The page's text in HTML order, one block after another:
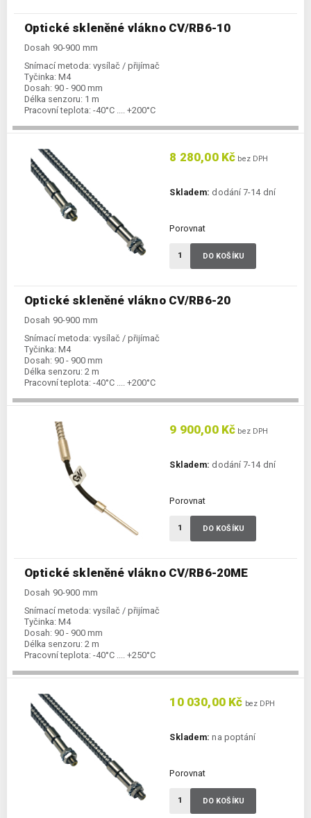
Optické skleněné vlákno CV/RB6-10
Dosah 90-900 mm
Snímací metoda: vysílač / přijímač
Tyčinka: M4
Dosah: 90 - 900 mm
Délka senzoru: 1 m
Pracovní teplota: -40°C .... +200°C
Optické skleněné vlákno CV/RB6-20
Dosah 90-900 mm
Snímací metoda: vysílač / přijímač
Tyčinka: M4
Dosah: 90 - 900 mm
Délka senzoru: 2 m
Pracovní teplota: -40°C .... +200°C
8 280,00 Kč bez DPH
Skladem: dodání 7-14 dní
Porovnat
DO KOŠÍKU
Optické skleněné vlákno CV/RB6-20ME
Dosah 90-900 mm
Snímací metoda: vysílač / přijímač
Tyčinka: M4
Dosah: 90 - 900 mm
Délka senzoru: 2 m
Pracovní teplota: -40°C .... +250°C
9 900,00 Kč bez DPH
Skladem: dodání 7-14 dní
Porovnat
DO KOŠÍKU
10 030,00 Kč bez DPH
Skladem: na poptání
Porovnat
DO KOŠÍKU